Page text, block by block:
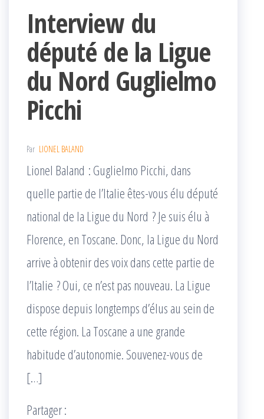
Interview du
député de la Ligue
du Nord Guglielmo
Picchi
Par LIONEL BALAND
Lionel Baland : Guglielmo Picchi, dans
quelle partie de l’Italie êtes-vous élu député
national de la Ligue du Nord ? Je suis élu à
Florence, en Toscane. Donc, la Ligue du Nord
arrive à obtenir des voix dans cette partie de
l’Italie ? Oui, ce n’est pas nouveau. La Ligue
dispose depuis longtemps d’élus au sein de
cette région. La Toscane a une grande
habitude d’autonomie. Souvenez-vous de
[…]
Partager :